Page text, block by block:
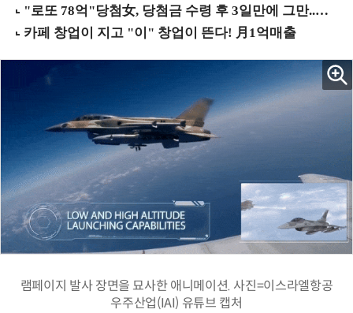
램페이지 발사 장면을 묘사한 애니메이션. 사진=이스라엘항공
우주산업(IAI) 유튜브 캡처